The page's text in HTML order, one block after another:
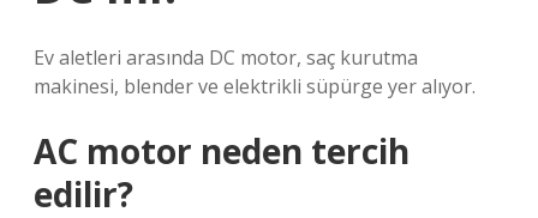
Ev aletleri arasında DC motor, saç kurutma
makinesi, blender ve elektrikli süpürge yer alıyor.
AC motor neden tercih
edilir?